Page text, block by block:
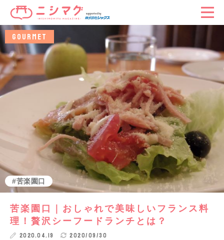
苦楽園口
GOURMET
苦楽園口｜おしゃれで美味しいフランス料
理！贅沢シーフードランチとは？
2020.04.19 2020/09/30